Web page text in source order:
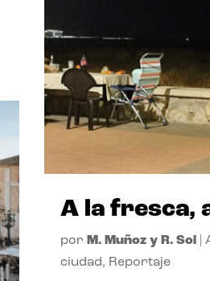
A la fresca,
por M. Muñoz y R. Sol
ciudad, Reportaje